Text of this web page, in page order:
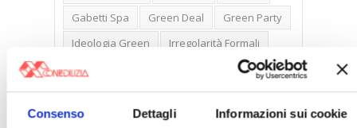
Consenso Dettagli Informazioni sui cookie
Gabetti Spa
Green Deal
Green Party
Ideologia Green
Irregolarità Formali
Libero Mercato
New York
Nudaproprietà
Prezzi Case
Prima Casa
Proprietari Casa